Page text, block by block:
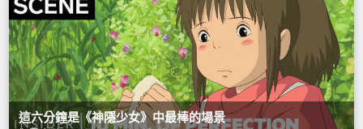
這六分鐘是《神隱少女》中最棒的場景